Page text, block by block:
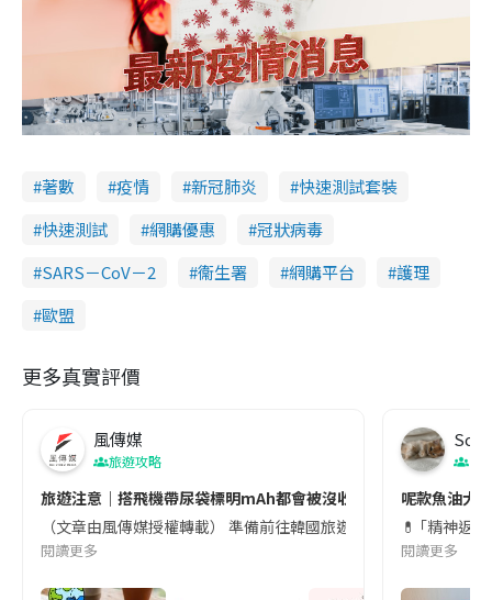
著數 疫情 新冠肺炎
快速測試套裝
快速測試
網購優惠
冠狀病毒
SARS－CoV－2
衞生署 網購平台
護理
歐盟
更多真實評價
風傳媒
旅遊攻略
旅遊注意｜搭飛機帶尿袋標明mAh都會被沒收😱出發前切記檢查
（文章由風傳媒授權轉載） 準備前往韓國旅遊的民眾，近期要
閱讀更多
Soul
呢款魚油大
💊 ｢精神返
閱讀更多